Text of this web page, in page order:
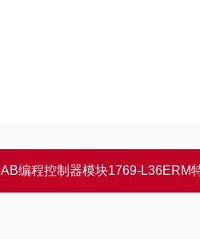
AB编程控制器模块1769-L36ERM